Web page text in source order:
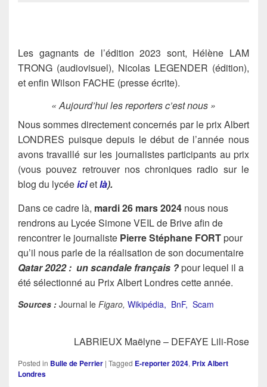
Les gagnants de l’édition 2023 sont, Hélène LAM
TRONG (audiovisuel), Nicolas LEGENDER (édition),
et enfin Wilson FACHE (presse écrite).
« Aujourd’hui les reporters c’est nous »
Nous sommes directement concernés par le prix Albert
LONDRES puisque depuis le début de l’année nous
avons travaillé sur les journalistes participants au prix
(vous pouvez retrouver nos chroniques radio sur le
blog du lycéeicietlà).
Dans ce cadre là, mardi 26 mars 2024 nous nous
rendrons au Lycée Simone VEIL de Brive afin de
rencontrer le journaliste Pierre Stéphane FORTpour
qu’il nous parle de la réalisation de son documentaire
Qatar 2022 : un scandale français ?pour lequel il a
été sélectionné au Prix Albert Londres cette année.
Sources : Journal le Figaro, Wikipédia, BnF, Scam
LABRIEUX Maëlyne – DEFAYE Lili-Rose
Posted in Bulle de Perrier | Tagged E-reporter 2024, Prix Albert
Londres